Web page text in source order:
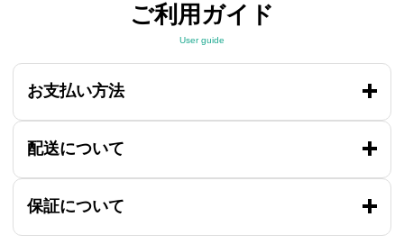
ご利用ガイド
User guide
お支払い方法
配送について
保証について